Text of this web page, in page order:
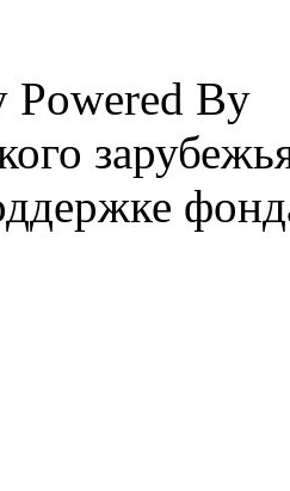
Powered By